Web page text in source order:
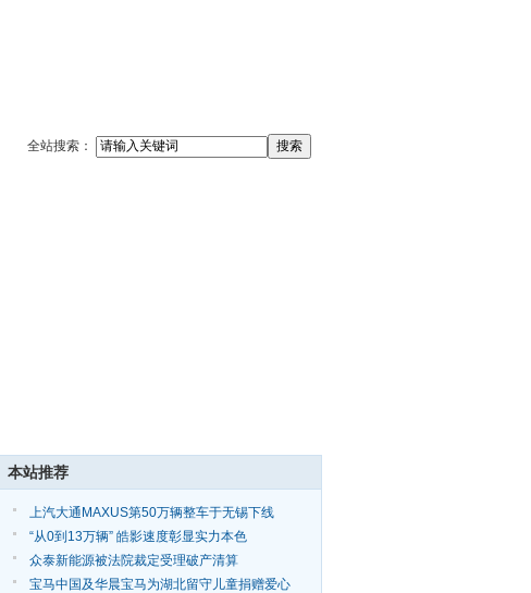
全站搜索：
本站推荐
上汽大通MAXUS第50万辆整车于无锡下线
“从0到13万辆” 皓影速度彰显实力本色
众泰新能源被法院裁定受理破产清算
宝马中国及华晨宝马为湖北留守儿童捐赠爱心